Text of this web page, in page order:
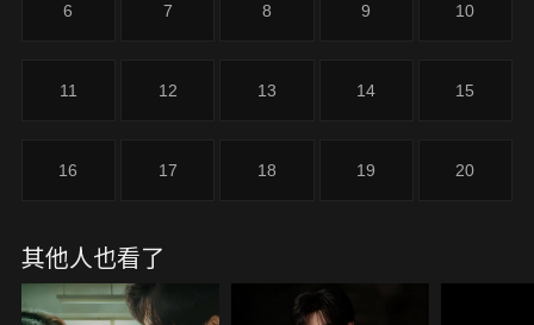
6 7 8 9 10
11 12 13 14 15
16 17 18 19 20
其他人也看了